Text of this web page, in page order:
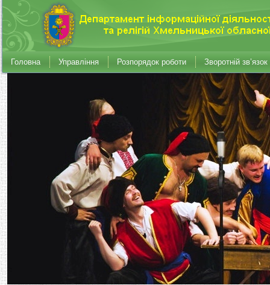
Головна Управління Розпорядок роботи Зворотній зв’язок